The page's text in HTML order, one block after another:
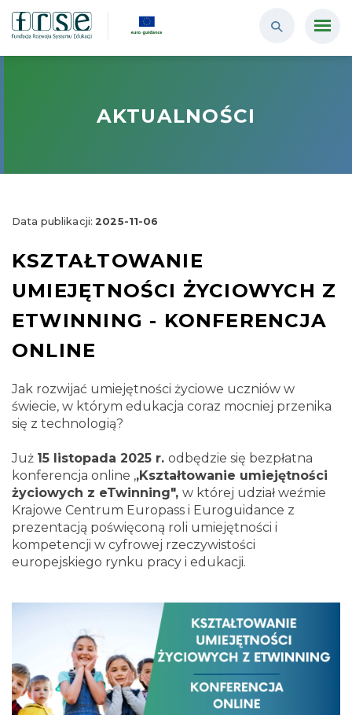
AKTUALNOŚCI
Data publikacji:2025-11-06
KSZTAŁTOWANIE
UMIEJĘTNOŚCI ŻYCIOWYCH Z
ETWINNING - KONFERENCJA
ONLINE
Jak rozwijać umiejętności życiowe uczniów w
świecie, w którym edukacja coraz mocniej przenika
się z technologią?
Już 15 listopada 2025 r. odbędzie się bezpłatna
konferencja online ,,Kształtowanie umiejętności
życiowych z eTwinning", w której udział weźmie
Krajowe Centrum Europass i Euroguidance z
prezentacją poświęconą roli umiejętności i
kompetencji w cyfrowej rzeczywistości
europejskiego rynku pracy i edukacji.